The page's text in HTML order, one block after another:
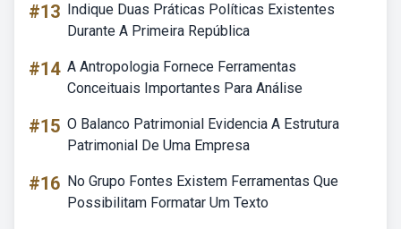
#13 Indique Duas Práticas Políticas Existentes
Durante A Primeira República
#14 A Antropologia Fornece Ferramentas
Conceituais Importantes Para Análise
#15 O Balanco Patrimonial Evidencia A Estrutura
Patrimonial De Uma Empresa
#16 No Grupo Fontes Existem Ferramentas Que
Possibilitam Formatar Um Texto